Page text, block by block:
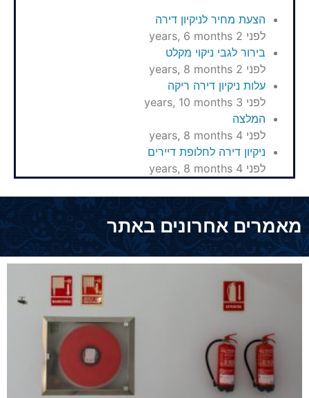
הצעת מחיר לניקיון דירה
לפני 2 years, 6 months
בירור לגבי ניקוי מקלט
לפני 2 years, 8 months
עלות ניקיון דירה ריקה
לפני 3 years, 10 months
המלצה
לפני 4 years, 8 months
ניקיון דירה לחלופת דיירים
לפני 4 years, 8 months
מאמרים אחרונים באתר